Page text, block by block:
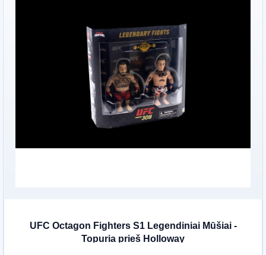
UFC Octagon Fighters S1 Legendiniai Mūšiai -
Topuria prieš Holloway